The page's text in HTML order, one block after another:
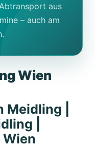
aus
– auch am
Wien
|
|